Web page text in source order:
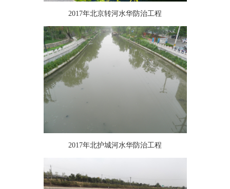
2017年北京转河水华防治工程
2017年北护城河水华防治工程